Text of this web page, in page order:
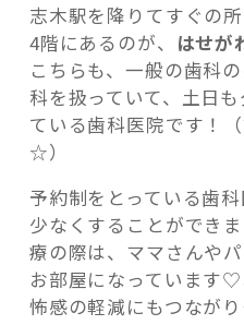
志木駅を降りてすぐの
4階にあるのが、 はせが
こちらも、一般の歯科
科を扱っていて、土日
ている歯科医院です！
☆）
予約制をとっている歯
少なくすることができ
療の際は、ママさんや
お部屋になっています
怖感の軽減にもつなが